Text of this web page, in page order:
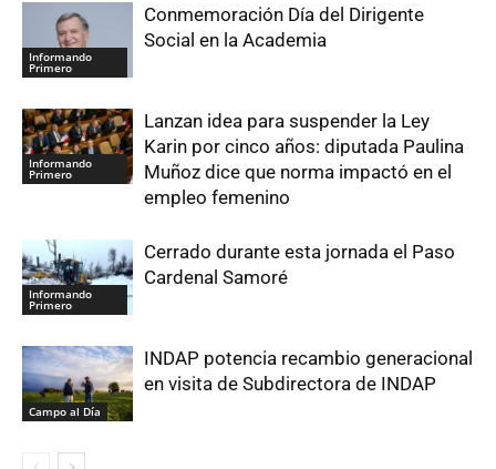
Informando
Primero
Conmemoración Día del Dirigente
Social en la Academia
Informando
Primero
Lanzan idea para suspender la Ley
Karin por cinco años: diputada Paulina
Muñoz dice que norma impactó en el
empleo femenino
Informando
Primero
Cerrado durante esta jornada el Paso
Cardenal Samoré
Campo al Día
INDAP potencia recambio generacional
en visita de Subdirectora de INDAP